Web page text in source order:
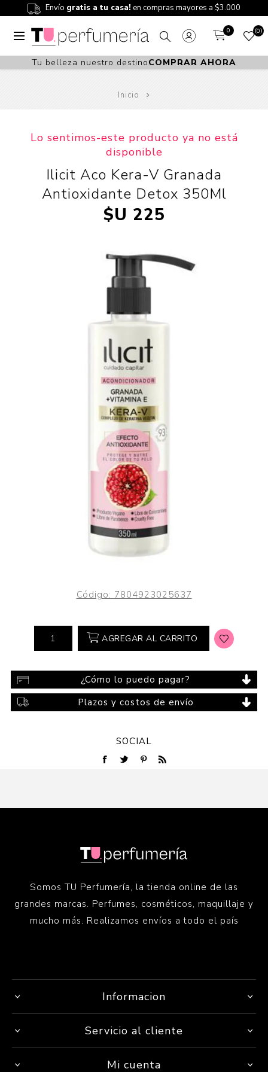
Envío gratis a tu casa! en compras mayores a $3.000
0 0
Tu belleza nuestro destinoCOMPRAR AHORA
Inicio
Lo sentimos-este producto ya no está
disponible
Ilicit Aco Kera-V Granada
Antioxidante Detox 350Ml
$U 225
Código: 7804923025637
AGREGAR AL CARRITO
¿Cómo lo puedo pagar?
Plazos y costos de envío
SOCIAL
Somos TU Perfumería, la tienda online de las
grandes marcas. Perfumes, cosméticos, maquillaje y
mucho más. Realizamos envíos a todo el país
Informacion
Servicio al cliente
Mi cuenta